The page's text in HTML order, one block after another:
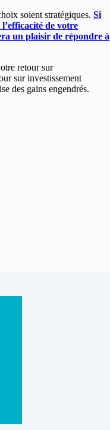
soient stratégiques. Si
de votre
un plaisir de répondre à
retour sur
sur investissement
des gains engendrés.